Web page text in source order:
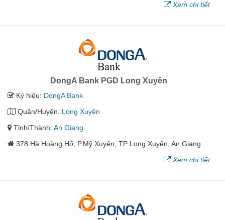
Xem chi tiết
DongA Bank PGD Long Xuyên
Ký hiệu: DongA Bank
Quận/Huyện: Long Xuyên
Tỉnh/Thành: An Giang
378 Hà Hoàng Hổ, P.Mỹ Xuyên, TP Long Xuyên, An Giang
Xem chi tiết